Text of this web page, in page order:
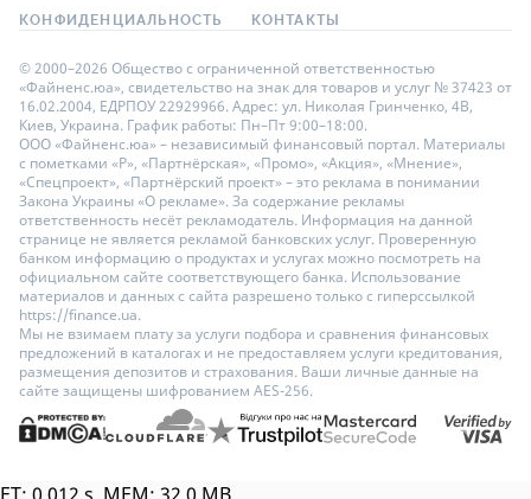
КОНФИДЕНЦИАЛЬНОСТЬ КОНТАКТЫ
© 2000–2026 Общество с ограниченной ответственностью
«Файненс.юа», свидетельство на знак для товаров и услуг № 37423 от
16.02.2004, ЕДРПОУ 22929966. Адрес: ул. Николая Гринченко, 4В,
Киев, Украина. График работы: Пн–Пт 9:00–18:00.
ООО «Файненс.юа» – независимый финансовый портал. Материалы
с пометками «Р», «Партнёрская», «Промо», «Акция», «Мнение»,
«Спецпроект», «Партнёрский проект» – это реклама в понимании
Закона Украины «О рекламе». За содержание рекламы
ответственность несёт рекламодатель. Информация на данной
странице не является рекламой банковских услуг. Проверенную
банком информацию о продуктах и услугах можно посмотреть на
официальном сайте соответствующего банка. Использование
материалов и данных с сайта разрешено только с гиперссылкой
https://finance.ua.
Мы не взимаем плату за услуги подбора и сравнения финансовых
предложений в каталогах и не предоставляем услуги кредитования,
размещения депозитов и страхования. Ваши личные данные на
сайте защищены шифрованием AES-256.